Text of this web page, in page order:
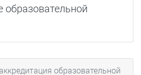
образовательной
образовательной